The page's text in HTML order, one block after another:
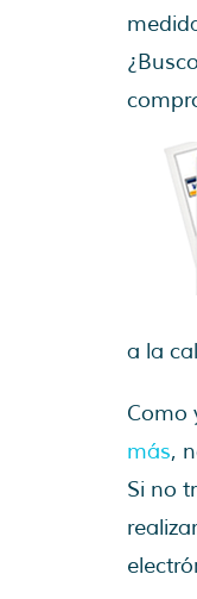
a la
Como
más,
Si no